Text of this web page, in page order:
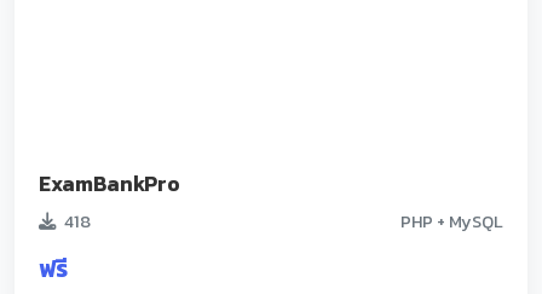
ExamBankPro
418 PHP + MySQL
ฟรี